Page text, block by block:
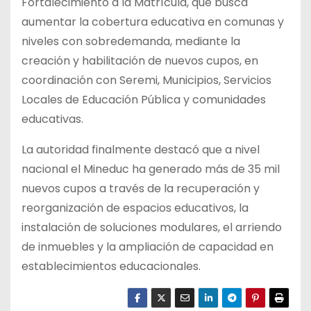
aumentar la cobertura educativa en comunas y
niveles con sobredemanda, mediante la
creación y habilitación de nuevos cupos, en
coordinación con Seremi, Municipios, Servicios
Locales de Educación Pública y comunidades
educativas.
La autoridad finalmente destacó que a nivel
nacional el Mineduc ha generado más de 35 mil
nuevos cupos a través de la recuperación y
reorganización de espacios educativos, la
instalación de soluciones modulares, el arriendo
de inmuebles y la ampliación de capacidad en
establecimientos educacionales.